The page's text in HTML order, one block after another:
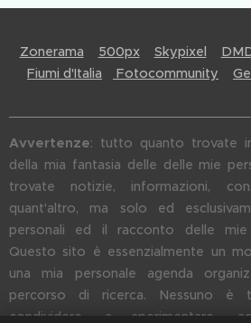
Zonerama 500px Skypixel
Fiumi d'Italia
Fotocommunity
Avvertenze: tutto quanto trovate
della mia fantasia delle delle mie
trovate notizie, informazioni,
quant'altro, ma solo ed
personali ed il racconto delle mie
Questo sito è essenzialmente un
una mia personale agenda
percorso di ricerca. Nessuno è
condividere, a sperimentare,